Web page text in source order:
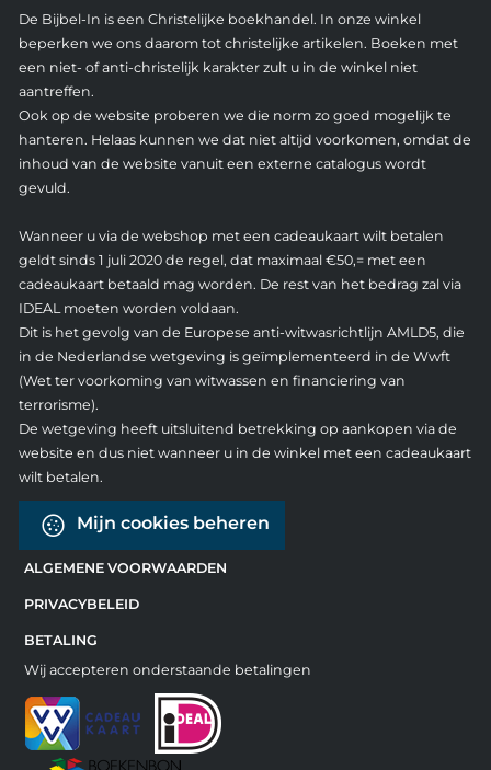
De Bijbel-In is een Christelijke boekhandel. In onze winkel
beperken we ons daarom tot christelijke artikelen. Boeken met
een niet- of anti-christelijk karakter zult u in de winkel niet
aantreffen.
Ook op de website proberen we die norm zo goed mogelijk te
hanteren. Helaas kunnen we dat niet altijd voorkomen, omdat de
inhoud van de website vanuit een externe catalogus wordt
gevuld.
Wanneer u via de webshop met een cadeaukaart wilt betalen
geldt sinds 1 juli 2020 de regel, dat maximaal €50,= met een
cadeaukaart betaald mag worden. De rest van het bedrag zal via
IDEAL moeten worden voldaan.
Dit is het gevolg van de Europese anti-witwasrichtlijn AMLD5, die
in de Nederlandse wetgeving is geïmplementeerd in de Wwft
(Wet ter voorkoming van witwassen en financiering van
terrorisme).
De wetgeving heeft uitsluitend betrekking op aankopen via de
website en dus niet wanneer u in de winkel met een cadeaukaart
wilt betalen.
Mijn cookies beheren
ALGEMENE VOORWAARDEN
PRIVACYBELEID
BETALING
Wij accepteren onderstaande betalingen